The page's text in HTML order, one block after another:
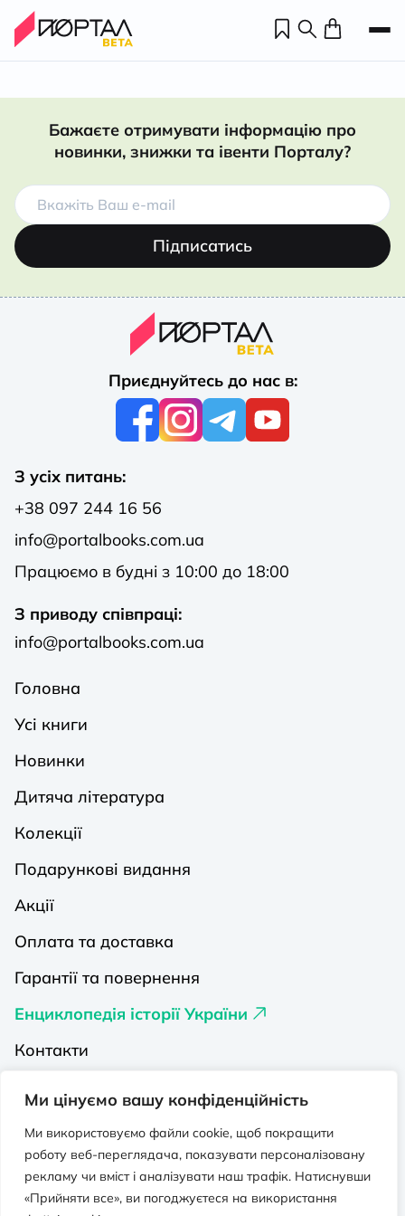
Ми цінуємо вашу конфіденційність
Ми використовуємо файли cookie, щоб покращити
роботу веб-переглядача, показувати персоналізовану
рекламу чи вміст і аналізувати наш трафік. Натиснувши
«Прийняти все», ви погоджуєтеся на використання
Бажаєте отримувати інформацію про
новинки, знижки та івенти Порталу?
Підписатись
Приєднуйтесь до нас в:
З усіх питань:
+38 097 244 16 56
info@portalbooks.com.ua
Працюємо в будні з 10:00 до 18:00
З приводу співпраці:
info@portalbooks.com.ua
Головна
Усі книги
Новинки
Дитяча література
Колекції
Подарункові видання
Акції
Оплата та доставка
Гарантії та повернення
Енциклопедія історії України
Контакти
Видавництва на Порталі
Політика конфіденційності
Публічна оферта